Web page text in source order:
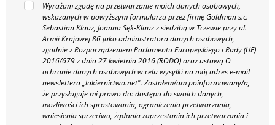
Wyrażam zgodę na przetwarzanie moich danych osobowych,
wskazanych w powyższym formularzu przez firmę Goldman s.c.
Sebastian Klauz, Joanna Sęk-Klauz z siedzibą w Tczewie przy ul.
Armii Krajowej 86 jako administratora danych osobowych,
zgodnie z Rozporządzeniem Parlamentu Europejskiego i Rady (UE)
2016/679 z dnia 27 kwietnia 2016 (RODO) oraz ustawą O
ochronie danych osobowych w celu wysyłki na mój adres e-mail
newslettera „lakiernictwo.net". Zostałem/am poinformowany/a,
że przysługuje mi prawo do: dostępu do swoich danych,
możliwości ich sprostowania, ograniczenia przetwarzania,
wniesienia sprzeciwu, żądania zaprzestania ich przetwarzania i